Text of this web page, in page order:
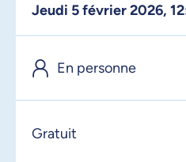
jeudi 5 février 2026,
En personne
Gratuit